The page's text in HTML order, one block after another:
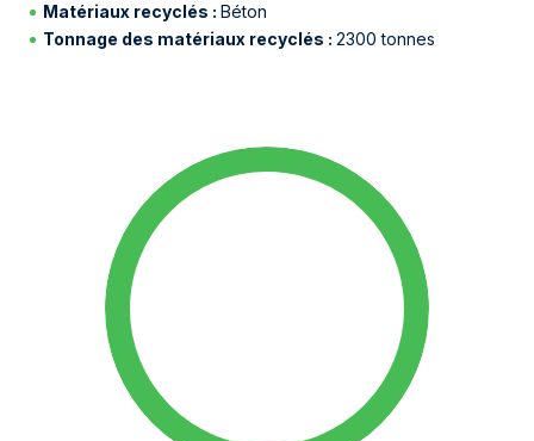
Matériaux recyclés :Béton
Tonnage des matériaux recyclés :2300 tonnes